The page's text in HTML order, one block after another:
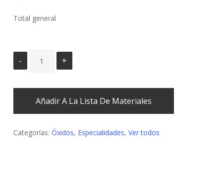
Total general
Añadir A La Lista De Materiales
Categorías: Óxidos, Especialidades, Ver todos